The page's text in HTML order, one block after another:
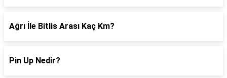
Ağrı İle Bitlis Arası Kaç Km?
Pin Up Nedir?